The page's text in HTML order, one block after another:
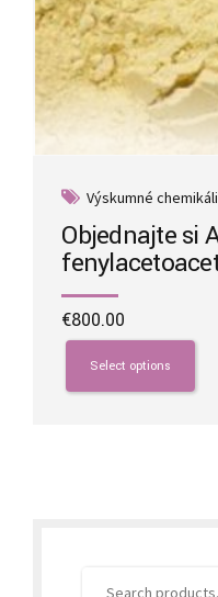
Výskumné
Objednajte si
€800.00
Select options
This
product
has